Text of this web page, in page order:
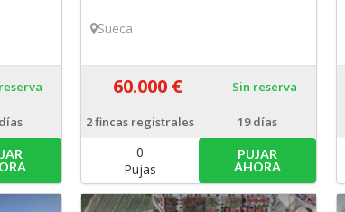
Sueca
60.000 € Sin reserva
2fincas registrales 19 días
0
Pujas
PUJAR
AHORA